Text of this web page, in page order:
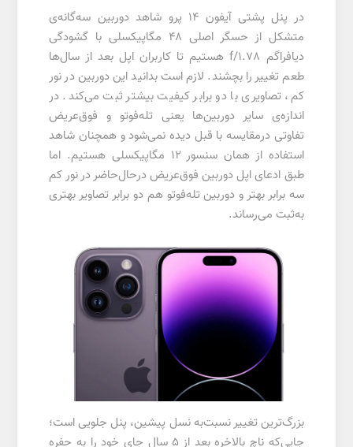
در پنل پشتی آیفون 14 پرو شاهد دوربین سه‌گانه‌ی
متشکل از حسگر اصلی ۴۸ مگاپیکسلی با گشودگی
دیافراگم f/1.78 هستیم تا کاربران اپل بعد از سال‌ها
طعم تغییر را بچشند. لازم است بدانید این دوربین در نور
کم، تصاویری با دو برابر کیفیت بیشتر ثبت می‌کند. در
اندازه‌ی سایر دوربین‌ها یعنی تله‌فوتو و فوق‌عریض
تفاوتی درمقایسه‌ با قبل دیده نمی‌شود و همچنان شاهد
استفاده از همان سنسور ۱۲ مگاپیکسلی هستیم. اما
طبق ادعای اپل دوربین فوق‌عریض درحال‌‌حاضر در نور کم
سه برابر بهتر و دوربین تله‌فوتو هم دو برابر تصاویر بهتری
به‌ثبت می‌رساند.
بزرگ‌ترین تغییر نسبت‌به نسل پیشین، پنل جلویی است؛
جایی‌که ناچ بالاخره بعد از ۵ سال جای خود را به حفره